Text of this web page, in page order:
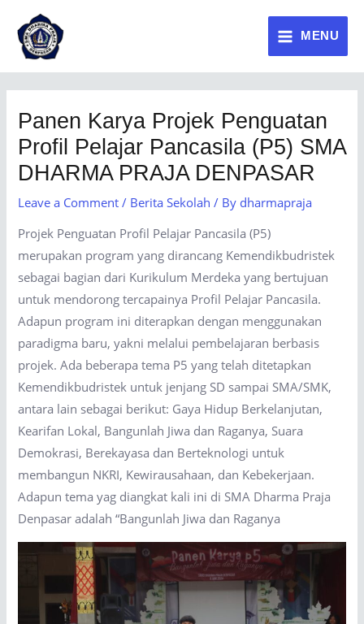
MENU
Panen Karya Projek Penguatan
Profil Pelajar Pancasila (P5) SMA
DHARMA PRAJA DENPASAR
Leave a Comment / Berita Sekolah / By dharmapraja
Projek Penguatan Profil Pelajar Pancasila (P5)
merupakan program yang dirancang Kemendikbudristek
sebagai bagian dari Kurikulum Merdeka yang bertujuan
untuk mendorong tercapainya Profil Pelajar Pancasila.
Adapun program ini diterapkan dengan menggunakan
paradigma baru, yakni melalui pembelajaran berbasis
projek. Ada beberapa tema P5 yang telah ditetapkan
Kemendikbudristek untuk jenjang SD sampai SMA/SMK,
antara lain sebagai berikut: Gaya Hidup Berkelanjutan,
Kearifan Lokal, Bangunlah Jiwa dan Raganya, Suara
Demokrasi, Berekayasa dan Berteknologi untuk
membangun NKRI, Kewirausahaan, dan Kebekerjaan.
Adapun tema yag diangkat kali ini di SMA Dharma Praja
Denpasar adalah “Bangunlah Jiwa dan Raganya